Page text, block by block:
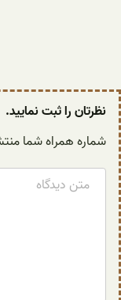
نظرتان را ثبت نمایید.
شماره همراه شما